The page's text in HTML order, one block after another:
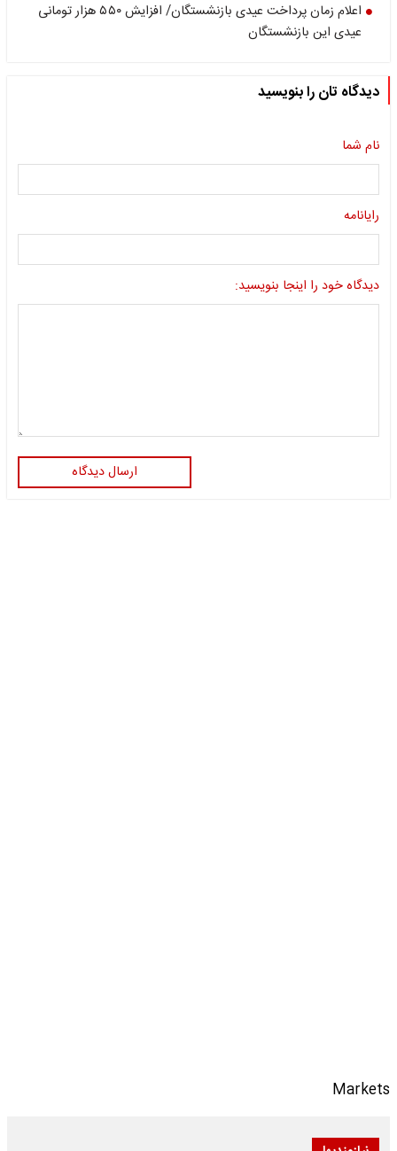
اعلام زمان پرداخت عیدی بازنشستگان/ افزایش ۵۵۰ هزار تومانی
عیدی این بازنشستگان
دیدگاه تان را بنویسید
نام شما
رایانامه
دیدگاه خود را اینجا بنویسید:
ارسال دیدگاه
Markets